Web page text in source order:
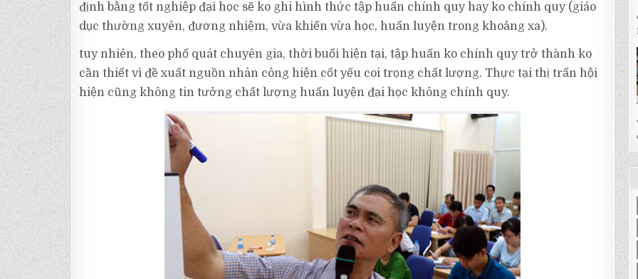
định bằng tốt nghiệp đại học sẽ ko ghi hình thức tập huấn chính quy hay ko chính quy (giáo
dục thường xuyên, đương nhiệm, vừa khiến vừa học, huấn luyện trong khoảng xa).
tuy nhiên, theo phổ quát chuyên gia, thời buổi hiện tại, tập huấn ko chính quy trở thành ko
cần thiết vì đề xuất nguồn nhân công hiện cốt yếu coi trọng chất lượng. Thực tại thị trấn hội
hiện cũng không tin tưởng chất lượng huấn luyện đại học không chính quy.